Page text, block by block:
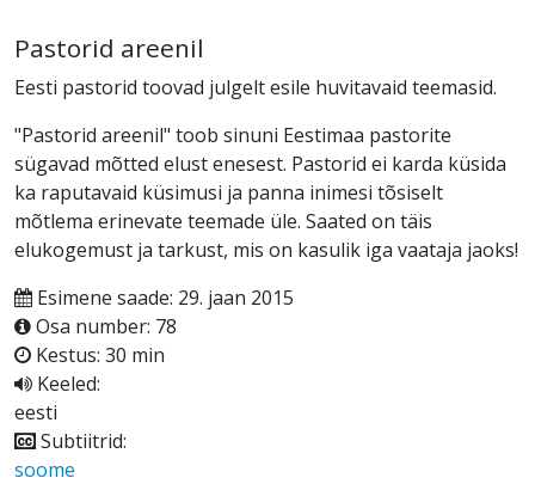
Pastorid areenil
Eesti pastorid toovad julgelt esile huvitavaid teemasid.
"Pastorid areenil" toob sinuni Eestimaa pastorite
sügavad mõtted elust enesest. Pastorid ei karda küsida
ka raputavaid küsimusi ja panna inimesi tõsiselt
mõtlema erinevate teemade üle. Saated on täis
elukogemust ja tarkust, mis on kasulik iga vaataja jaoks!
Esimene saade: 29. jaan 2015
Osa number: 78
Kestus: 30 min
Keeled:
eesti
Subtiitrid:
soome